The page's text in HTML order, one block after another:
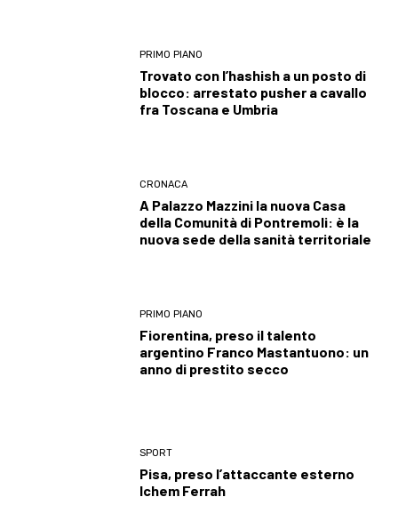
PRIMO PIANO
Trovato con l’hashish a un posto di
blocco: arrestato pusher a cavallo
fra Toscana e Umbria
CRONACA
A Palazzo Mazzini la nuova Casa
della Comunità di Pontremoli: è la
nuova sede della sanità territoriale
PRIMO PIANO
Fiorentina, preso il talento
argentino Franco Mastantuono: un
anno di prestito secco
SPORT
Pisa, preso l’attaccante esterno
Ichem Ferrah